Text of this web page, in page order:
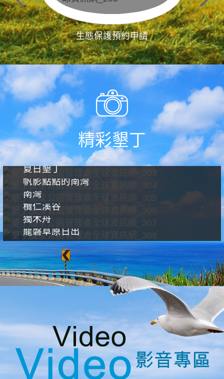
生態保護預約申請
精彩墾丁
夏日墾丁
帆影點點的南灣
南灣
欖仁溪谷
獨木舟
龍磐草原日出